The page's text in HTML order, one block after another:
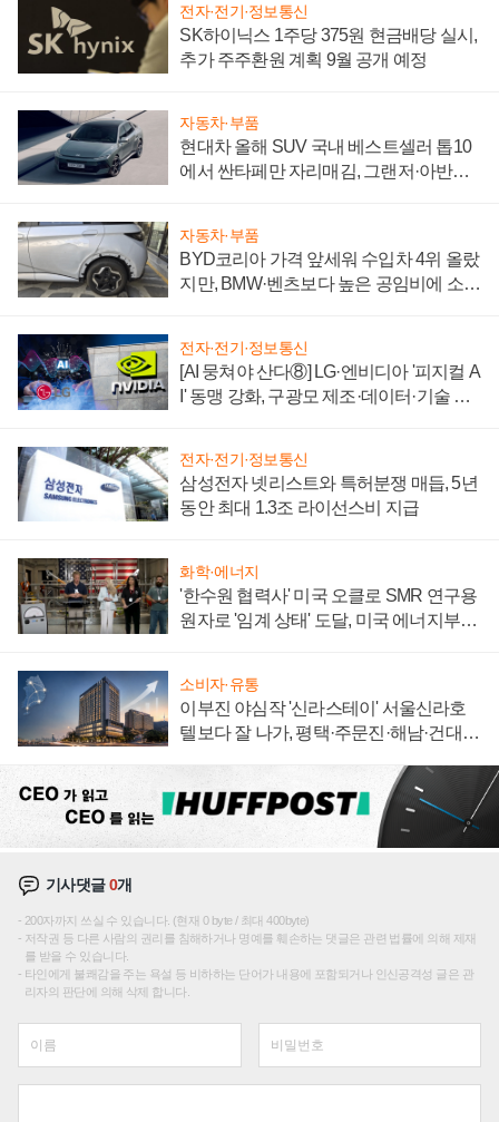
전자·전기·정보통신
SK하이닉스 1주당 375원 현금배당 실시,
추가 주주환원 계획 9월 공개 예정
자동차·부품
현대차 올해 SUV 국내 베스트셀러 톱10
에서 싼타페만 자리매김, 그랜저·아반떼
자동차·부품
BYD코리아 가격 앞세워 수입차 4위 올랐
지만, BMW·벤츠보다 높은 공임비에 소비
전자·전기·정보통신
[AI 뭉쳐야 산다⑧] LG·엔비디아 '피지컬 A
I' 동맹 강화, 구광모 제조·데이터·기술 결
전자·전기·정보통신
삼성전자 넷리스트와 특허분쟁 매듭, 5년
동안 최대 1.3조 라이선스비 지급
화학·에너지
'한수원 협력사' 미국 오클로 SMR 연구용
원자로 '임계 상태' 도달, 미국 에너지부
소비자·유통
이부진 야심작 '신라스테이' 서울신라호
텔보다 잘 나가, 평택·주문진·해남·건대로
기사댓글0개
200자까지 쓰실 수 있습니다. (현재 0 byte / 최대 400byte)
저작권 등 다른 사람의 권리를 침해하거나 명예를 훼손하는 댓글은 관련 법률에 의해 제재
를 받을 수 있습니다.
타인에게 불쾌감을 주는 욕설 등 비하하는 단어가 내용에 포함되거나 인신공격성 글은 관
리자의 판단에 의해 삭제 합니다.